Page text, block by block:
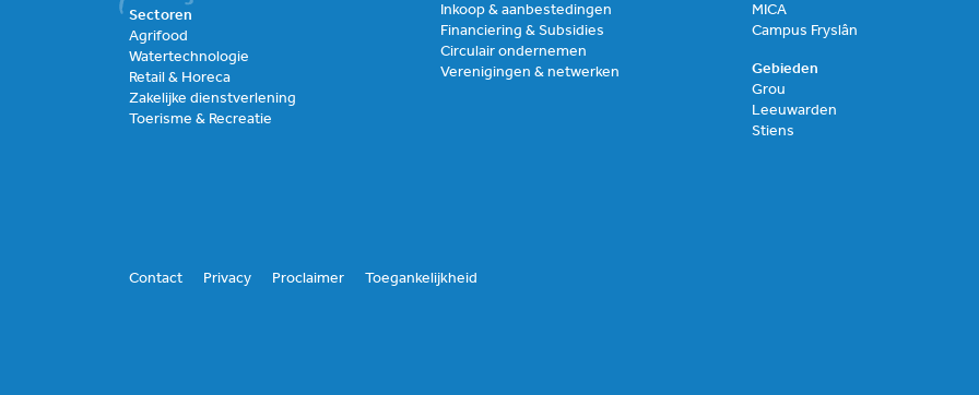
Sectoren
Agrifood
Watertechnologie
Retail & Horeca
Zakelijke dienstverlening
Toerisme & Recreatie
Inkoop & aanbestedingen
Financiering & Subsidies
Circulair ondernemen
Verenigingen & netwerken
MICA
Campus Fryslân
Gebieden
Grou
Leeuwarden
Stiens
Contact Privacy Proclaimer Toegankelijkheid